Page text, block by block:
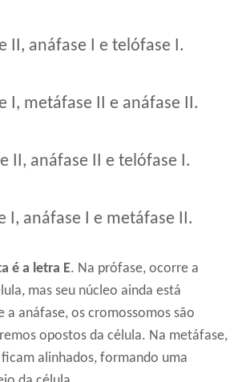
II, anáfase I e telófase I.
I, metáfase II e anáfase II.
II, anáfase II e telófase I.
I, anáfase I e metáfase II.
é a letra E. Na prófase, ocorre a
mas seu núcleo ainda está
anáfase, os cromossomos são
opostos da célula. Na metáfase,
alinhados, formando uma